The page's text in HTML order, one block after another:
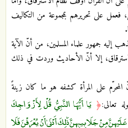
فعمل على تحريرهم بمجموعة من التكاليف
إليه جمهور علماء المسلمين، من أنّ الآية
إلا أنّ الأحاديث وردت في ذلك
على المرأة كشفه هو ما كان زينةً
تعالى:﴿ يَا أَيُّهَا النَّبِيُّ قُلْ لِأَزْوَاجِكَ
مِنْ جَلَابِيبِهِنَّ ذَٰلِكَ أَدْنَىٰ أَنْ يُعْرَفْنَ فَلَا